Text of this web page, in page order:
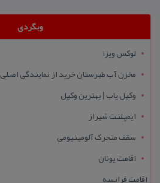
وبگردی
لوکس ویزا
مخزن آب طبرستان خرید از نمایندگی اصلی
وکیل یاب | بهترین وکیل
ایمپلنت شیراز
سقف متحرک آلومینیومی
اقامت یونان
اقامت فرانسه